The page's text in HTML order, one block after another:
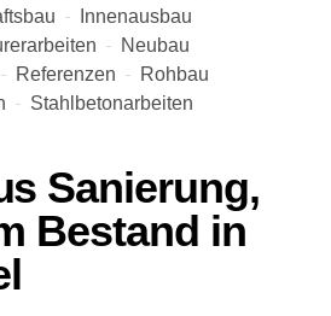
Innenausbau
Neubau
Referenzen
Rohbau
Stahlbetonarbeiten
Sanierung,
Bestand in